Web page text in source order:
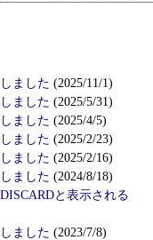
ました (2025/11/1)
ました (2025/5/31)
ました (2025/4/5)
ました (2025/2/23)
ました (2025/2/16)
ました (2024/8/18)
と表示される
ました (2023/7/8)